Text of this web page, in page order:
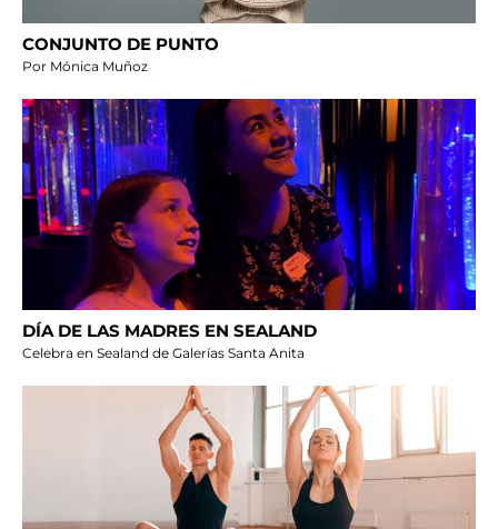
CONJUNTO DE PUNTO
Por Mónica Muñoz
DÍA DE LAS MADRES EN SEALAND
Celebra en Sealand de Galerías Santa Anita